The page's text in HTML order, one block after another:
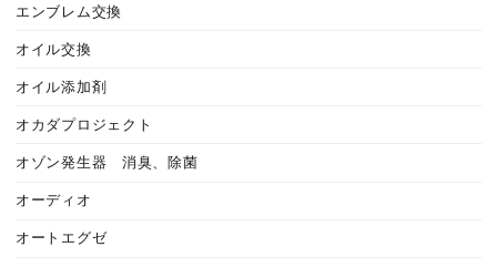
エンブレム交換
オイル交換
オイル添加剤
オカダプロジェクト
オゾン発生器 消臭、除菌
オーディオ
オートエグゼ